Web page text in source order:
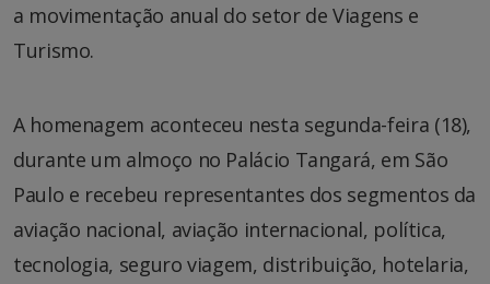
a movimentação anual do setor de Viagens e
Turismo.
A homenagem aconteceu nesta segunda-feira (18),
durante um almoço no Palácio Tangará, em São
Paulo e recebeu representantes dos segmentos da
aviação nacional, aviação internacional, política,
tecnologia, seguro viagem, distribuição, hotelaria,